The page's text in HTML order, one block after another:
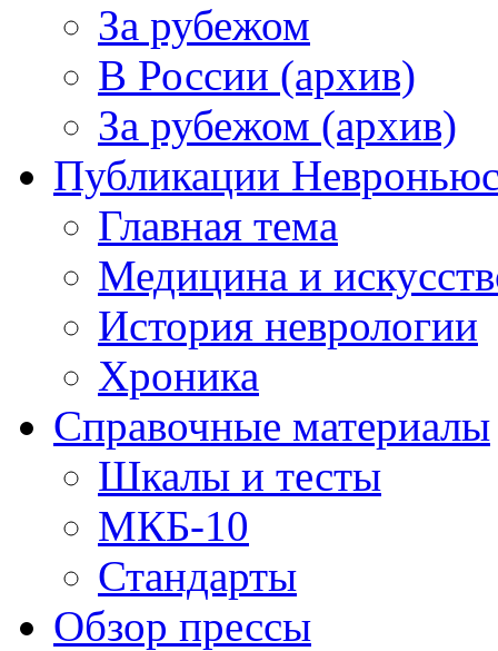
За рубежом
В России (архив)
За рубежом (архив)
Публикации
Главная тема
Медицина и
История неврологии
Хроника
Справочные материалы
Шкалы и тесты
МКБ-10
Стандарты
Обзор прессы